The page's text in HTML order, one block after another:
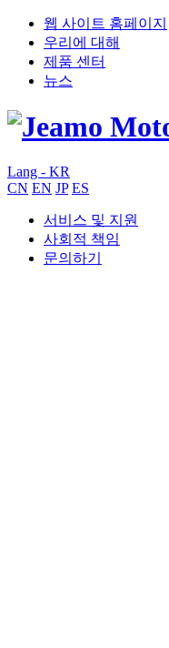
웹 사이트 홈페이지
우리에 대해
제품 센터
뉴스
Lang - KR
CN EN JP ES
서비스 및 지원
사회적 책임
문의하기